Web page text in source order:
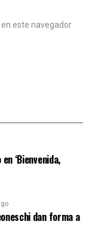
este navegador
‘Bienvenida,
dan forma a